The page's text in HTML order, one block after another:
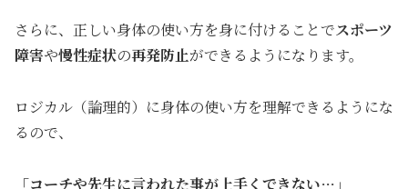
さらに、正しい身体の使い方を身に付けることでスポーツ
障害や慢性症状の再発防止ができるようになります。
ロジカル（論理的）に身体の使い方を理解できるようにな
るので、
「コーチや先生に言われた事が上手くできない…」